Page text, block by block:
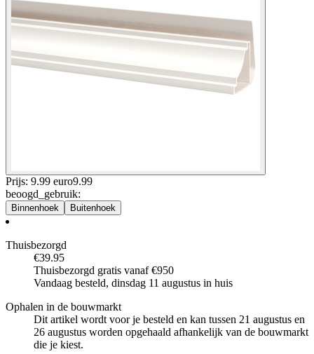
Prijs: 9.99 euro9.99
beoogd_gebruik:
Binnenhoek Buitenhoek
Thuisbezorgd
€39.95
Thuisbezorgd gratis vanaf €950
Vandaag besteld, dinsdag 11 augustus in huis
Ophalen in de bouwmarkt
Dit artikel wordt voor je besteld en kan tussen 21 augustus en
26 augustus worden opgehaald afhankelijk van de bouwmarkt
die je kiest.